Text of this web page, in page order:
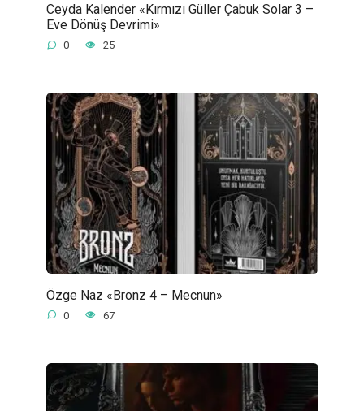
Ceyda Kalender «Kırmızı Güller Çabuk Solar 3 –
Eve Dönüş Devrimi»
0 25
Özge Naz «Bronz 4 – Mecnun»
0 67